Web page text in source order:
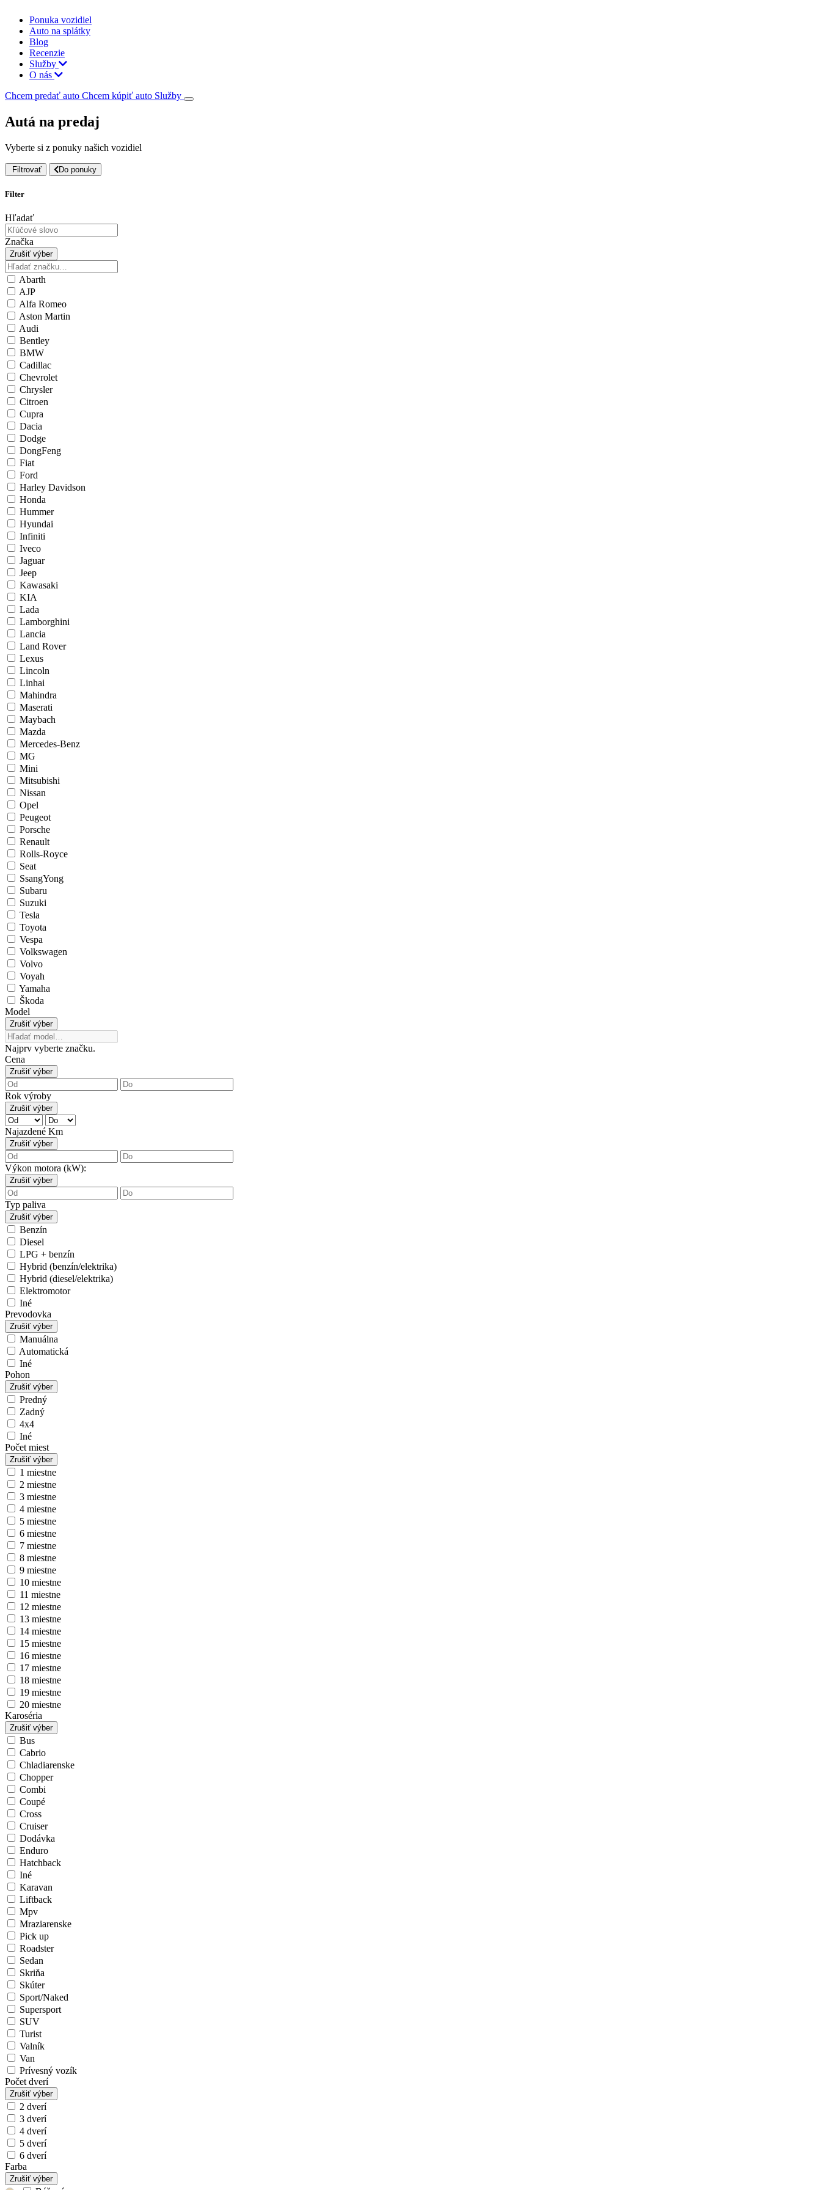
Ponuka vozidiel
Auto na splátky
Blog
Recenzie
Služby
O nás
Chcem predať auto Chcem kúpiť auto Služby
Autá na predaj
Vyberte si z ponuky našich vozidiel
Filtrovať Do ponuky
Filter
Hľadať
Značka
Zrušiť výber
Abarth
AJP
Alfa Romeo
Aston Martin
Audi
Bentley
BMW
Cadillac
Chevrolet
Chrysler
Citroen
Cupra
Dacia
Dodge
DongFeng
Fiat
Ford
Harley Davidson
Honda
Hummer
Hyundai
Infiniti
Iveco
Jaguar
Jeep
Kawasaki
KIA
Lada
Lamborghini
Lancia
Land Rover
Lexus
Lincoln
Linhai
Mahindra
Maserati
Maybach
Mazda
Mercedes-Benz
MG
Mini
Mitsubishi
Nissan
Opel
Peugeot
Porsche
Renault
Rolls-Royce
Seat
SsangYong
Subaru
Suzuki
Tesla
Toyota
Vespa
Volkswagen
Volvo
Voyah
Yamaha
Škoda
Model
Zrušiť výber
Najprv vyberte značku.
Cena
Zrušiť výber
Rok výroby
Zrušiť výber
Najazdené Km
Zrušiť výber
Výkon motora (kW):
Zrušiť výber
Typ paliva
Zrušiť výber
Benzín
Diesel
LPG + benzín
Hybrid (benzín/elektrika)
Hybrid (diesel/elektrika)
Elektromotor
Iné
Prevodovka
Zrušiť výber
Manuálna
Automatická
Iné
Pohon
Zrušiť výber
Predný
Zadný
4x4
Iné
Počet miest
Zrušiť výber
1 miestne
2 miestne
3 miestne
4 miestne
5 miestne
6 miestne
7 miestne
8 miestne
9 miestne
10 miestne
11 miestne
12 miestne
13 miestne
14 miestne
15 miestne
16 miestne
17 miestne
18 miestne
19 miestne
20 miestne
Karoséria
Zrušiť výber
Bus
Cabrio
Chladiarenske
Chopper
Combi
Coupé
Cross
Cruiser
Dodávka
Enduro
Hatchback
Iné
Karavan
Liftback
Mpv
Mraziarenske
Pick up
Roadster
Sedan
Skriňa
Skúter
Sport/Naked
Supersport
SUV
Turist
Valník
Van
Prívesný vozík
Počet dverí
Zrušiť výber
2 dverí
3 dverí
4 dverí
5 dverí
6 dverí
Farba
Zrušiť výber